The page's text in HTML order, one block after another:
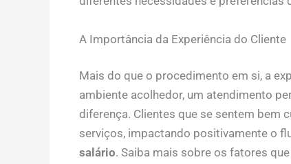
A Importância da Experiência do Cliente
Mais do que o procedimento em si, a
ambiente acolhedor, um atendimento
diferença. Clientes que se sentem bem
serviços, impactando positivamente o
salário. Saiba mais sobre os fatores